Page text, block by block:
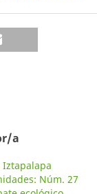
a
Iztapalapa
Núm. 27